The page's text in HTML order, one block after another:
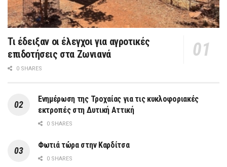
Τι έδειξαν οι έλεγχοι για αγροτικές
επιδοτήσεις στα Ζωνιανά
0 SHARES
Ενημέρωση της Τροχαίας για τις κυκλοφοριακές
εκτροπές στη Δυτική Αττική
0 SHARES
Φωτιά τώρα στην Καρδίτσα
0 SHARES